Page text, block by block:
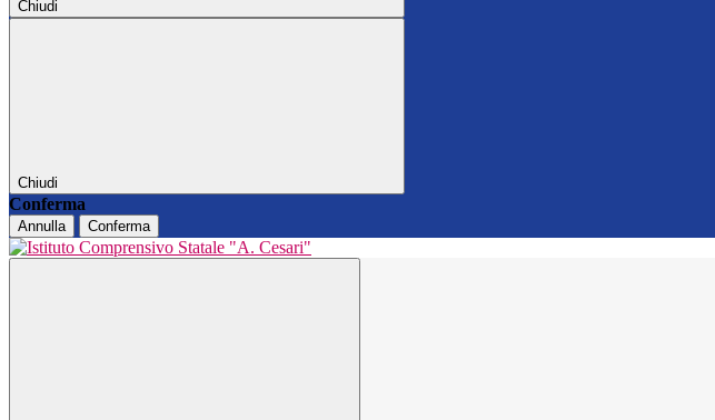
Chiudi
Chiudi
Conferma
Annulla Conferma